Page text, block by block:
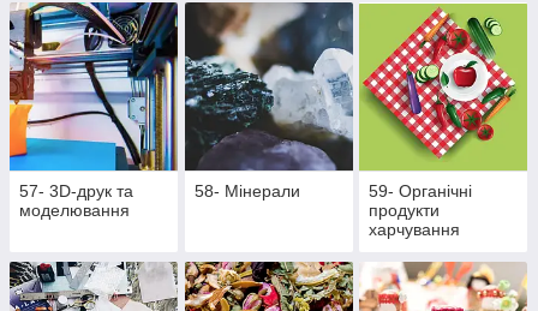
57- 3D-друк та
моделювання
58- Мінерали
59- Органічні
продукти
харчування